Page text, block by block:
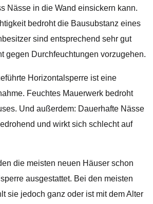
Nässe in die Wand einsickern kann.
bedroht die Bausubstanz eines
sind entsprechend sehr gut
gegen Durchfeuchtungen vorzugehen.
Horizontalsperre ist eine
Feuchtes Mauerwerk bedroht
Und außerdem: Dauerhafte Nässe
und wirkt sich schlecht auf
die meisten neuen Häuser schon
ausgestattet. Bei den meisten
sie jedoch ganz oder ist mit dem Alter